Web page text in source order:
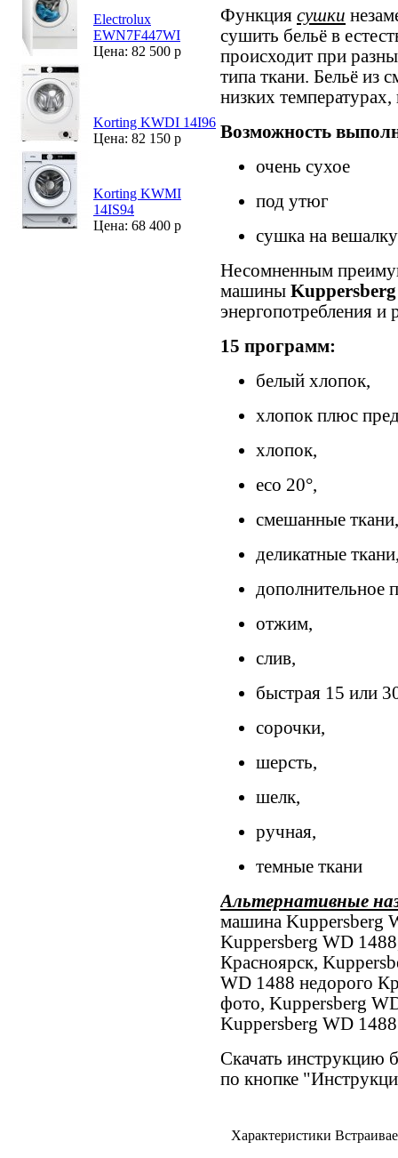
Electrolux
EWN7F447WI
Цена: 82 500 р
Korting KWDI 14I96
Цена: 82 150 р
Korting KWMI
14IS94
Цена: 68 400 р
Функция сушки
сушить бельё в
происходит при
типа ткани. Бельё из
низких
Возможность
очень сухое
под утюг
сушка на вешалку
Несомненным
машины
энергопотребления и
15 программ:
белый хлопок,
хлопок плюс
хлопок,
еco 20°,
смешанные ткани,
деликатные
дополнительное
отжим,
слив,
быстрая 15 или
сорочки,
шерсть,
шелк,
ручная,
темные ткани
Альтернативные
машина Kuppersberg
Kuppersberg WD
Красноярск,
WD 1488 недорого
фото, Kuppersberg
Kuppersberg WD
Скачать инструкцию
по кнопке
Характеристики